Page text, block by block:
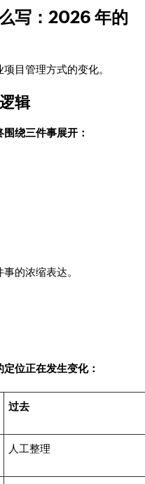
写：2026 年的
目管理方式的变化。
辑
绕三件事展开：
的浓缩表达。
位正在发生变化：
过去
人工整理